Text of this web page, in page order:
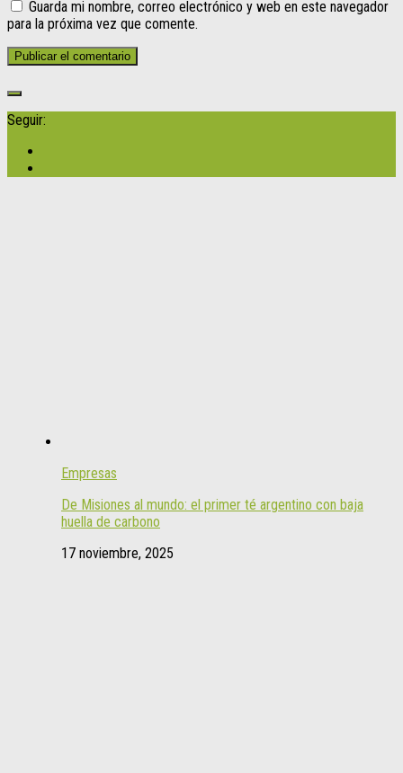
Guarda mi nombre, correo electrónico y web en este navegador
para la próxima vez que comente.
Seguir:
Empresas
De Misiones al mundo: el primer té argentino con baja
huella de carbono
17 noviembre, 2025